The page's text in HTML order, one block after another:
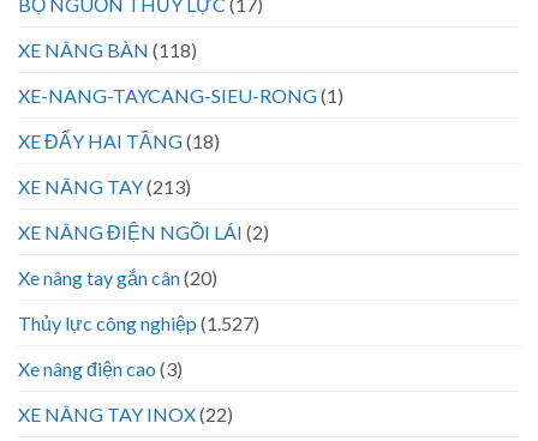
BỘ NGUỒN THỦY LỰC (17)
XE NÂNG BÀN (118)
XE-NANG-TAYCANG-SIEU-RONG(1)
XE ĐẨY HAI TẦNG(18)
XE NÂNG TAY(213)
XE NÂNG ĐIỆN NGỒI LÁI (2)
Xe nâng tay gắn cân(20)
Thủy lực công nghiệp (1.527)
Xe nâng điện cao (3)
XE NÂNG TAY INOX(22)